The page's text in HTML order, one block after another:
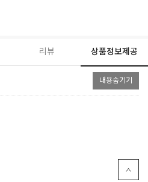
리뷰 상품정보제공
내용숨기기